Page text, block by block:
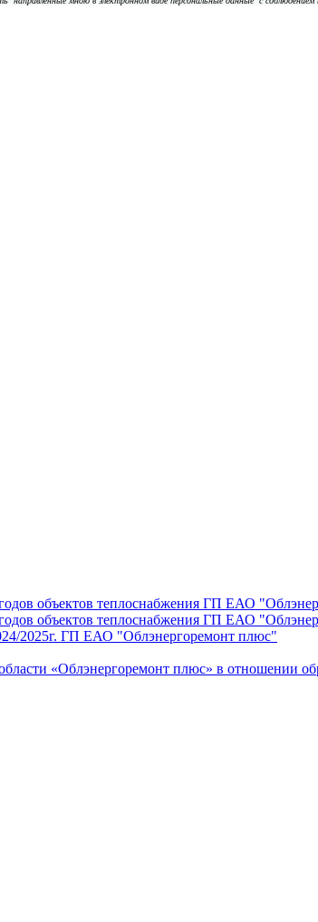
объектов теплоснабжения ГП ЕАО
объектов теплоснабжения ГП ЕАО
2025г. ГП ЕАО "Облэнергоремонт плюс"
«Облэнергоремонт плюс» в отношении